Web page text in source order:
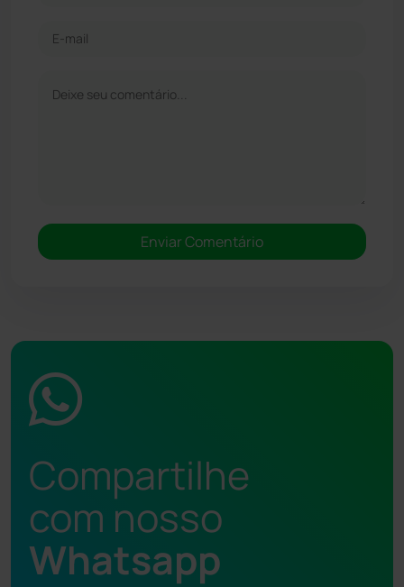
Compartilhe
com nosso
Whatsapp